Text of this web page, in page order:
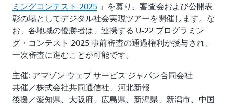
ミングコンテスト 2025 」を募り、審査会および公開表
彰の場としてデジタル社会実現ツアーを開催します。な
お、各地域の優勝者は、連携する U-22 プログラミン
グ・コンテスト 2025 事前審査の通過権利が授与され、
一次審査に進むことが可能です。
主催: アマゾン ウェブ サービス ジャパン合同会社
共催／株式会社共同通信社、河北新報
後援／愛知県、大阪府、広島県、新潟県、新潟市、中国